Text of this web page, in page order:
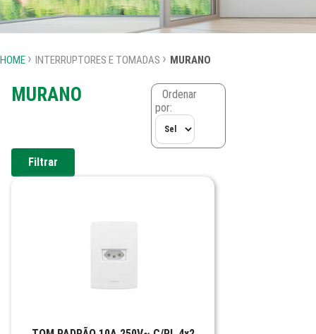
HOME INTERRUPTORES E TOMADAS MURANO
MURANO
Ordenar
por:
Filtrar